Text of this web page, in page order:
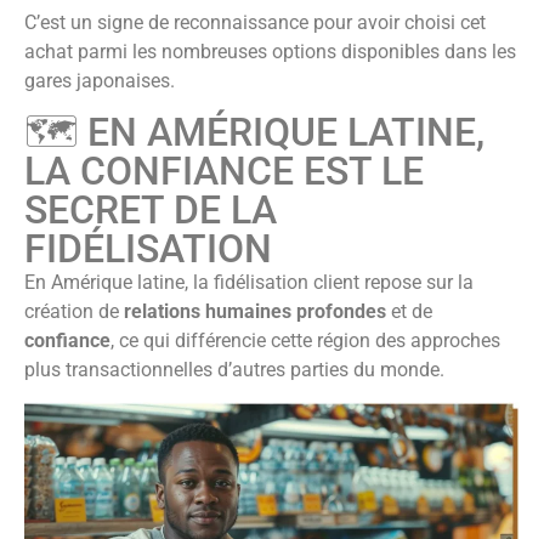
C’est un signe de reconnaissance pour avoir choisi cet
achat parmi les nombreuses options disponibles dans les
gares japonaises.
🗺️ EN AMÉRIQUE LATINE,
LA CONFIANCE EST LE
SECRET DE LA
FIDÉLISATION
En Amérique latine, la fidélisation client repose sur la
création de relations humaines profondes et de
confiance, ce qui différencie cette région des approches
plus transactionnelles d’autres parties du monde.